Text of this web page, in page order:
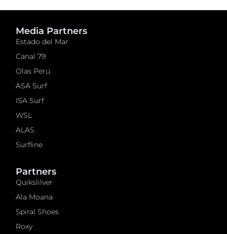
Media Partners
Estado del Mar
Canal 79
Olas Perú
ASA Surf
ISA Surf
WSL
ALAS
Surfline
Partners
Quikslilver
Ala Moana
Spiral Shoes
Roxy